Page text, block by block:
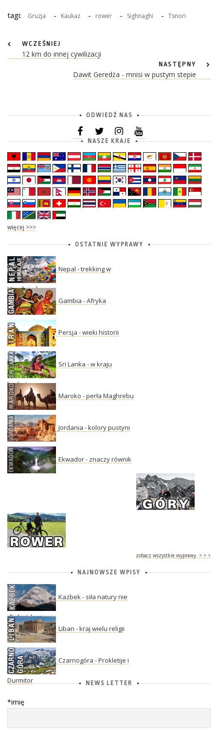
tagi: Gruzja - Kaukaz - rower - Sighnaghi - Tsnori
WCZEŚNIEJ
12 km do innej cywilizacji
NASTĘPNY
Dawit Geredża - mnisi w pustym stepie
ODWIEDŹ NAS
NASZE KRAJE
więcej >>>
OSTATNIE WYPRAWY
Nepal - trekking w
Himalajach
Gambia - Afryka
Persja - wieki historii
Sri Lanka - w kraju
herbaty
Maroko - perła Maghrebu
Jordania - kolory pustyni
Ekwador - znaczy równik
zobacz wszystkie wyprawy > > >
NAJNOWSZE WPISY
Kazbek - siła natury nie
dla każdego
Liban - kraj wielu religii
Czarnogóra - Prokletije i
Durmitor NEWS LETTER
*imię